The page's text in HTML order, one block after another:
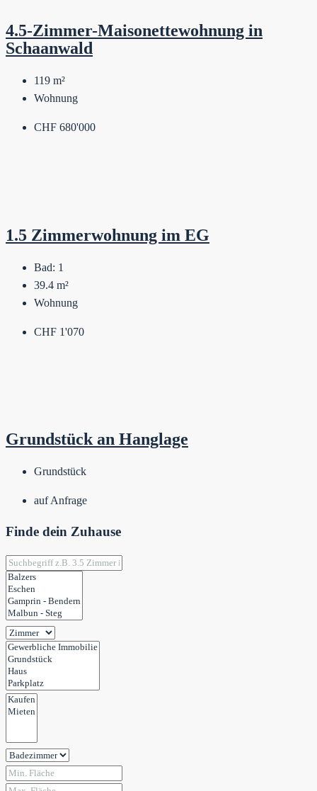
4.5-Zimmer-Maisonettewohnung in
Schaanwald
119 m²
Wohnung
CHF 680'000
1.5 Zimmerwohnung im EG
Bad: 1
39.4 m²
Wohnung
CHF 1'070
Grundstück an Hanglage
Grundstück
auf Anfrage
Finde dein Zuhause